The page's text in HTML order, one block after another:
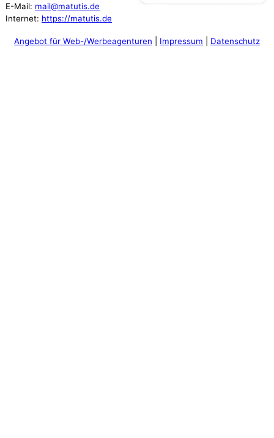
E-Mail: mail@matutis.de
Internet: https://matutis.de
Angebot für Web-/Werbeagenturen Impressum Datenschutz